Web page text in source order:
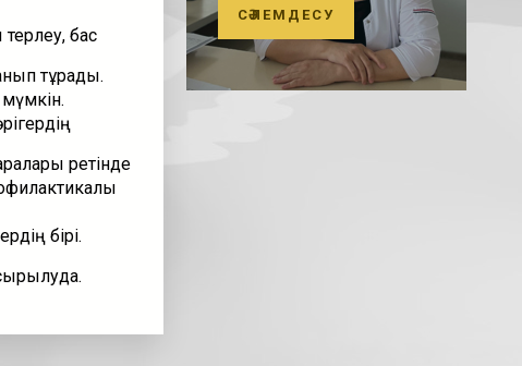
терлеу, бас
тұрады.
ретінде
бірі.
СӘЛЕМДЕСУ